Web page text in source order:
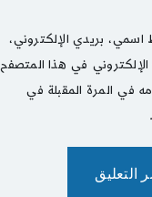
اسمي، بريدي الإلكتروني،
الإلكتروني في هذا المتصفح
في المرة المقبلة في